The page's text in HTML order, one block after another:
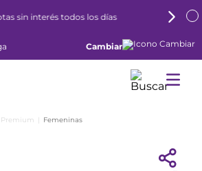
sin interés todos los días
Cambiar
Premium Femeninas